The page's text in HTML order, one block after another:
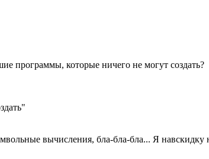
программы, которые ничего не могут создать?
вычисления, бла-бла-бла... Я навскидку